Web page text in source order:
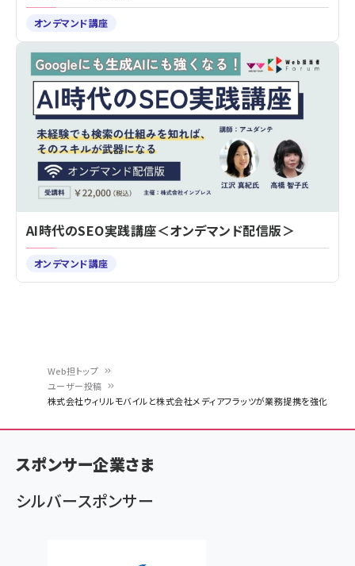
ン
く
ず
Web担トップ
ユーザー投稿
株式会社ウィリルモバイルと株式会社メディアフラッツが業務提携を強化
オンデマンド講座
AI時代のSEO実践講座＜オンデマンド配信版＞
オンデマンド講座
スポンサー企業さま
シルバースポンサー